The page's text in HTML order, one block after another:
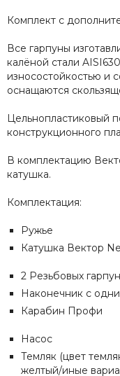
Комплект с
Все гарпуны
калёной стали
износостойкостью и
оснащаются
Цельнопластиковый
конструкционного
В комплектацию
катушка.
Комплектация:
Ружье
Катушка Вектор
2 Резьбовых
Наконечник с
Карабин Профи
Насос
Темляк (цвет
желтый/иные